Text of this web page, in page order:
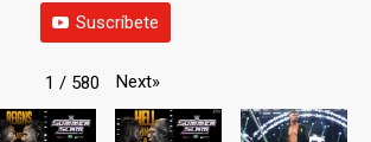
Suscríbete
1 / 580 Next»